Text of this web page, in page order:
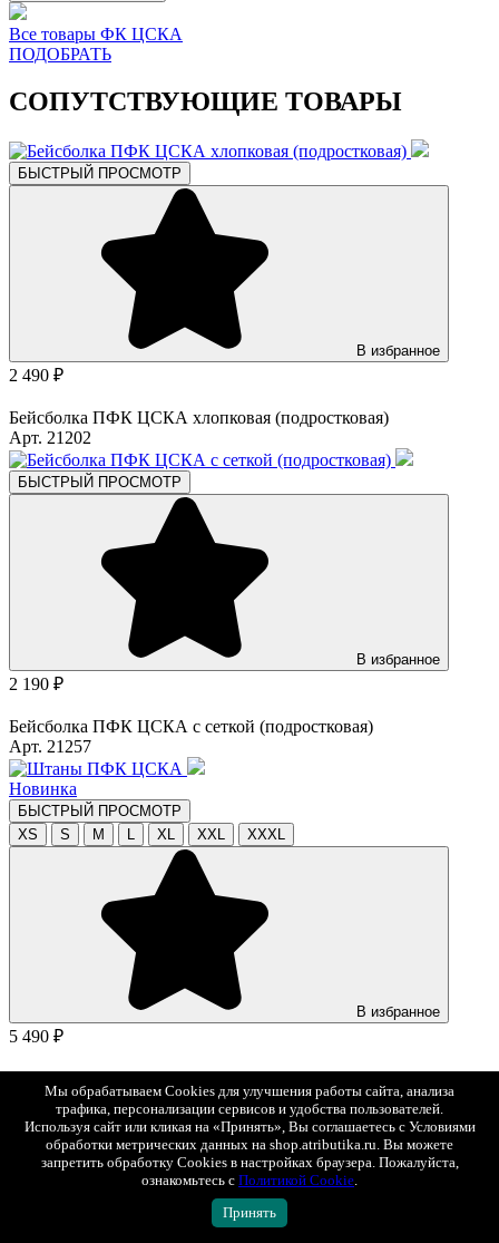
Все товары ФК ЦСКА
ПОДОБРАТЬ
СОПУТСТВУЮЩИЕ ТОВАРЫ
БЫСТРЫЙ ПРОСМОТР
В избранное
2 490 ₽
Бейсболка ПФК ЦСКА хлопковая (подростковая)
Арт. 21202
БЫСТРЫЙ ПРОСМОТР
В избранное
2 190 ₽
Бейсболка ПФК ЦСКА с сеткой (подростковая)
Арт. 21257
Новинка
БЫСТРЫЙ ПРОСМОТР
XS
S M L XL XXL XXXL
В избранное
5 490 ₽
Арт. CSF130001
БЫСТРЫЙ ПРОСМОТР
Мы обрабатываем Cookies для улучшения работы сайта, анализа
трафика, персонализации сервисов и удобства пользователей.
Используя сайт или кликая на «Принять», Вы соглашаетесь с Условиями
обработки метрических данных на shop.atributika.ru. Вы можете
запретить обработку Cookies в настройках браузера. Пожалуйста,
ознакомьтесь с Политикой Cookie.
Принять